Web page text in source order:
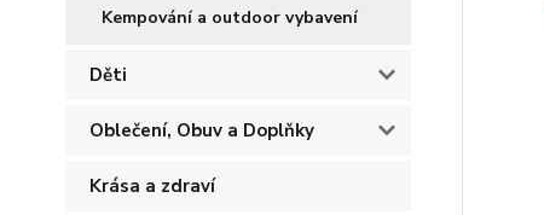
Kempování a outdoor vybavení
Děti
Oblečení, Obuv a Doplňky
Krása a zdraví